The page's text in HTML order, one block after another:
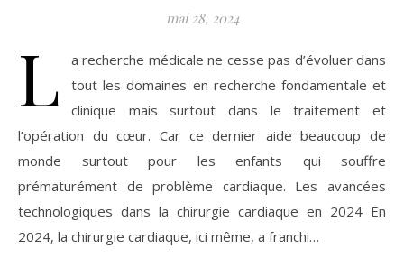
mai 28, 2024
L
a recherche médicale ne cesse pas d’évoluer dans
tout les domaines en recherche fondamentale et
clinique mais surtout dans le traitement et
l’opération du cœur. Car ce dernier aide beaucoup de
monde surtout pour les enfants qui souffre
prématurément de problème cardiaque. Les avancées
technologiques dans la chirurgie cardiaque en 2024 En
2024, la chirurgie cardiaque, ici même, a franchi…